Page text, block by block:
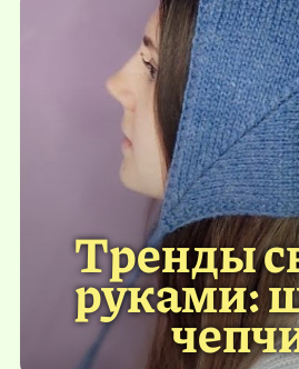
Тренды
руками: